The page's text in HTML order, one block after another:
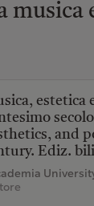
musica
estetica
and
Ediz.